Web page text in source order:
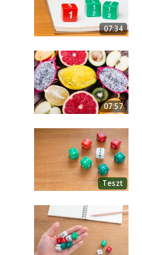
07:34
07:57
Teszt